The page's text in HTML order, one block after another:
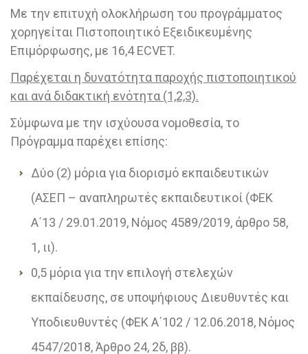
Με την επιτυχή ολοκλήρωση του προγράμματος
χορηγείται Πιστοποιητικό Εξειδικευμένης
Επιμόρφωσης, με 16,4 ECVET.
Παρέχεται η δυνατότητα παροχής πιστοποιητικού
και ανά διδακτική ενότητα (1,2,3).
Σύμφωνα με την ισχύουσα νομοθεσία, το
Πρόγραμμα παρέχει επίσης:
Δύο (2) μόρια για διορισμό εκπαιδευτικών
(ΑΣΕΠ – αναπληρωτές εκπαιδευτικοί (ΦΕΚ
A΄13 / 29.01.2019, Νόμος 4589/2019, άρθρο 58,
1, ιι).
0,5 μόρια για την επιλογή στελεχών
εκπαίδευσης, σε υποψήφιους Διευθυντές και
Υποδιευθυντές (ΦΕΚ A΄102 / 12.06.2018, Νόμος
4547/2018, Άρθρο 24, 2δ, ββ).